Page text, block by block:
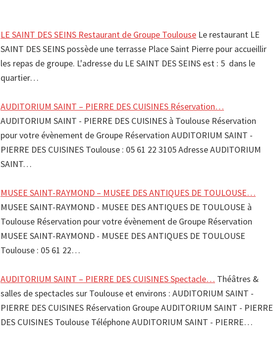
LE SAINT DES SEINS Restaurant de Groupe Toulouse Le restaurant LE
SAINT DES SEINS possède une terrasse Place Saint Pierre pour accueillir
les repas de groupe. L'adresse du LE SAINT DES SEINS est : 5 dans le
quartier…
AUDITORIUM SAINT – PIERRE DES CUISINES Réservation…
AUDITORIUM SAINT - PIERRE DES CUISINES à Toulouse Réservation
pour votre évènement de Groupe Réservation AUDITORIUM SAINT -
PIERRE DES CUISINES Toulouse : 05 61 22 3105 Adresse AUDITORIUM
SAINT…
MUSEE SAINT-RAYMOND – MUSEE DES ANTIQUES DE TOULOUSE…
MUSEE SAINT-RAYMOND - MUSEE DES ANTIQUES DE TOULOUSE à
Toulouse Réservation pour votre évènement de Groupe Réservation
MUSEE SAINT-RAYMOND - MUSEE DES ANTIQUES DE TOULOUSE
Toulouse : 05 61 22…
AUDITORIUM SAINT – PIERRE DES CUISINES Spectacle… Théâtres &
salles de spectacles sur Toulouse et environs : AUDITORIUM SAINT -
PIERRE DES CUISINES Réservation Groupe AUDITORIUM SAINT - PIERRE
DES CUISINES Toulouse Téléphone AUDITORIUM SAINT - PIERRE…